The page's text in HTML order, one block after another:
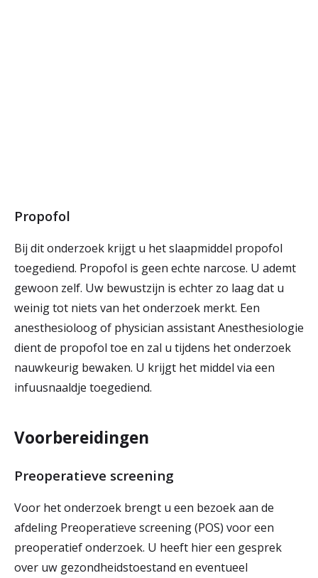
Propofol
Bij dit onderzoek krijgt u het slaapmiddel propofol
toegediend. Propofol is geen echte narcose. U ademt
gewoon zelf. Uw bewustzijn is echter zo laag dat u
weinig tot niets van het onderzoek merkt. Een
anesthesioloog of physician assistant Anesthesiologie
dient de propofol toe en zal u tijdens het onderzoek
nauwkeurig bewaken. U krijgt het middel via een
infuusnaaldje toegediend.
Voorbereidingen
Preoperatieve screening
Voor het onderzoek brengt u een bezoek aan de
afdeling Preoperatieve screening (POS) voor een
preoperatief onderzoek. U heeft hier een gesprek
over uw gezondheidstoestand en eventueel